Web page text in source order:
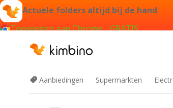
Actuele folders altijd bij de hand
Toevoegen aan Chrome - GRATIS
Aanbiedingen Supermarkten